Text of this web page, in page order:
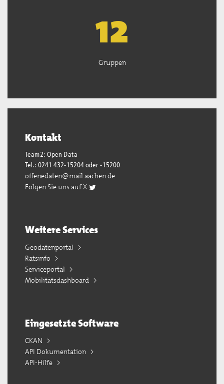
13
Gruppen
Kontakt
Team2: Open Data
Tel.: 0241 432-15204 oder -15200
offenedaten@mail.aachen.de
Folgen Sie uns auf X
Weitere Services
Geodatenportal
Ratsinfo
Serviceportal
Mobilitätsdashboard
Eingesetzte Software
CKAN
API Dokumentation
API-Hilfe